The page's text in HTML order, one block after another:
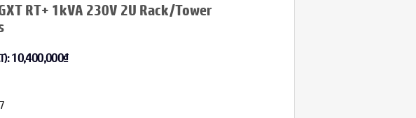
RT+ 1kVA 230V 2U Rack/Tower
10,400,000₫